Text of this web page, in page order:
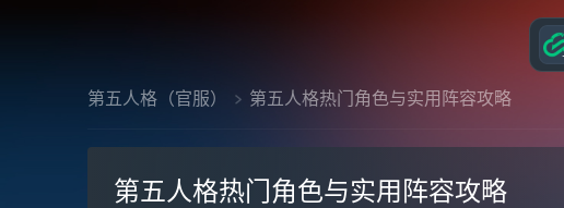
第五人格（官服） 第五人格热门角色与实用阵容攻略
第五人格热门角色与实用阵容攻略